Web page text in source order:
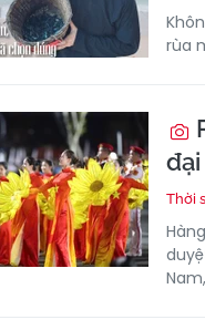
rùa
Thời